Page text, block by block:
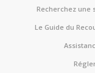
Recherchez une
Le Guide du